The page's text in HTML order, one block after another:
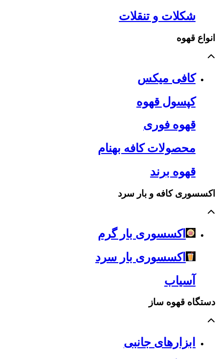
شکلات و تنقلات
انواع قهوه
کافی میکس
کپسول قهوه
قهوه فوری
محصولات کافه بهنام
قهوه برند
اکسسوری کافه و بار سرد
اکسسوری بار گرم
اکسسوری بار سرد
آسیاب
دستگاه قهوه ساز
ابزارهای جانبی